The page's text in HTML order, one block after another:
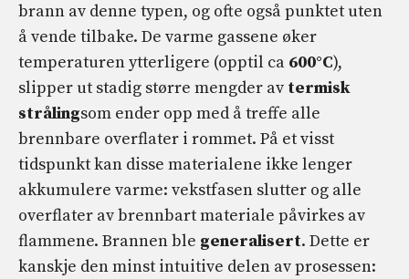
brann av denne typen, og ofte også punktet uten
å vende tilbake. De varme gassene øker
temperaturen ytterligere (opptil ca 600°C),
slipper ut stadig større mengder av termisk
strålingsom ender opp med å treffe alle
brennbare overflater i rommet. På et visst
tidspunkt kan disse materialene ikke lenger
akkumulere varme: vekstfasen slutter og alle
overflater av brennbart materiale påvirkes av
flammene. Brannen ble generalisert. Dette er
kanskje den minst intuitive delen av prosessen: